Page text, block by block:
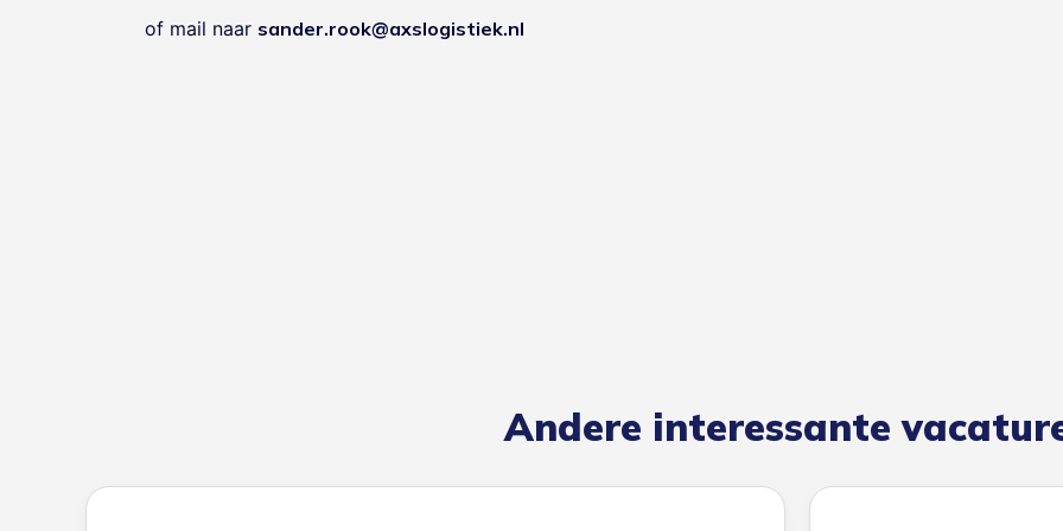
of mail naar sander.rook@axslogistiek.nl
Andere interessante